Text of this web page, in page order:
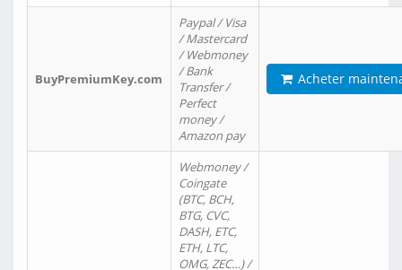
BuyPremiumKey.com
Paypal / Visa
/ Mastercard
/ Webmoney
/ Bank
Transfer /
Perfect
money /
Amazon pay
Acheter
Webmoney /
Coingate
(BTC, BCH,
BTG, CVC,
DASH, ETC,
ETH, LTC,
OMG, ZEC…) /